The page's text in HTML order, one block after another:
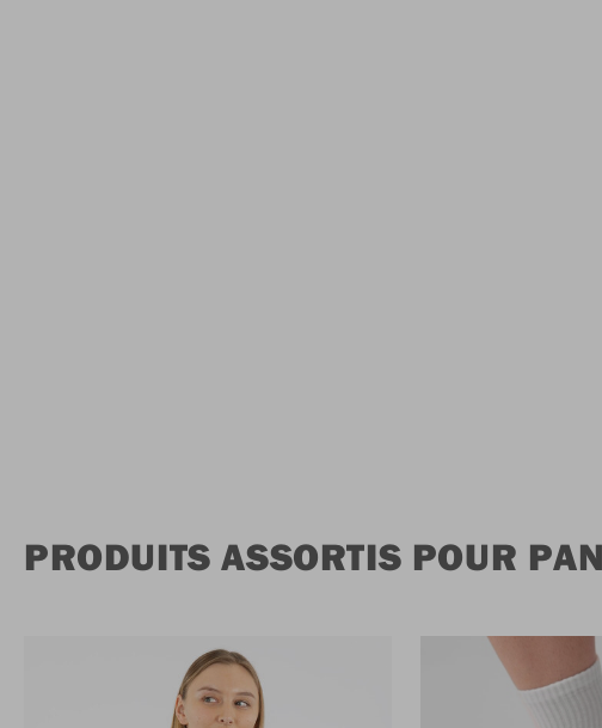
PRODUITS ASSORTIS POUR